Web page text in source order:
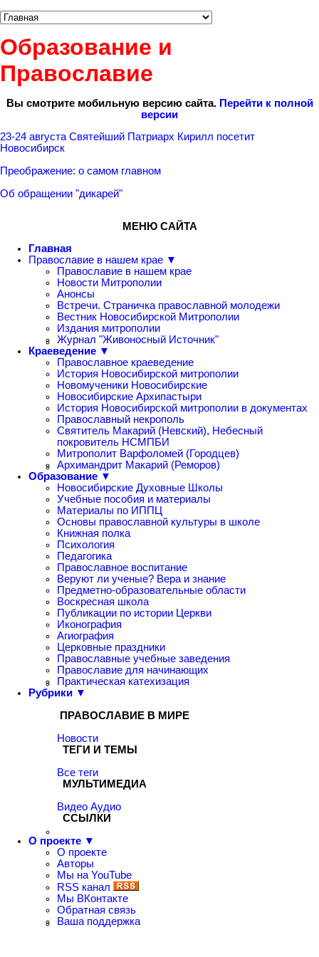
Образование и
Православие
Вы смотрите мобильную версию сайта. Перейти к полной
версии
23-24 августа Святейший Патриарх Кирилл посетит
Новосибирск
Преображение: о самом главном
Об обращении "дикарей"
МЕНЮ САЙТА
Главная
Православие в нашем крае ▼
Православие в нашем крае
Новости Митрополии
Анонсы
Встречи. Страничка православной молодежи
Вестник Новосибирской Митрополии
Издания митрополии
Журнал "Живоносный Источник"
Краеведение ▼
Православное краеведение
История Новосибирской митрополии
Новомученики Новосибирские
Новосибирские Архипастыри
История Новосибирской митрополии в документах
Православный некрополь
Святитель Макарий (Невский), Небесный
покровитель НСМПБИ
Митрополит Варфоломей (Городцев)
Архимандрит Макарий (Реморов)
Образование ▼
Новосибирские Духовные Школы
Учебные пособия и материалы
Материалы по ИППЦ
Основы православной культуры в школе
Книжная полка
Психология
Педагогика
Православное воспитание
Веруют ли ученые? Вера и знание
Предметно-образовательные области
Воскресная школа
Публикации по истории Церкви
Иконография
Агиография
Церковные праздники
Православные учебные заведения
Православие для начинающих
Практическая катехизация
Рубрики ▼
ПРАВОСЛАВИЕ В МИРЕ
Новости
ТЕГИ И ТЕМЫ
Все теги
МУЛЬТИМЕДИА
Видео Аудио
ССЫЛКИ
О проекте ▼
О проекте
Авторы
Мы на YouTube
RSS канал
Мы ВКонтакте
Обратная связь
Ваша поддержка